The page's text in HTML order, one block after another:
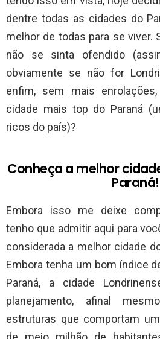
dentre todas as cidades do
melhor de todas para se viver.
não se sinta ofendido
obviamente se não for
enfim, sem mais
cidade mais top do Paraná
ricos do país)?
Conheça a melhor
Paraná!
Embora isso me deixe
tenho que admitir aqui para
considerada a melhor cidade
Embora tenha um bom índice
Paraná, a cidade
planejamento, afinal
estruturas que comportam